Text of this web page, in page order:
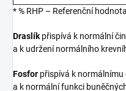
* % RHP – Referenční
Draslíkpřispívá k normální
a k udržení normálního
Fosfor přispívá k
a k normální funkci